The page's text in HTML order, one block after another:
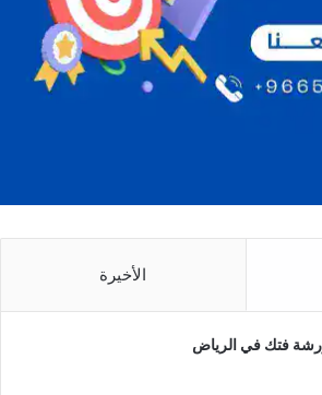
الأخيرة
فتك في الرياض